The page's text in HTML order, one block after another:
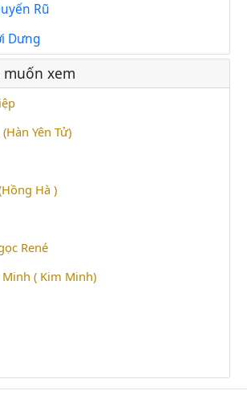
Rũ
Dưng
xem
Yên Tử)
Hà )
René
( Kim Minh)